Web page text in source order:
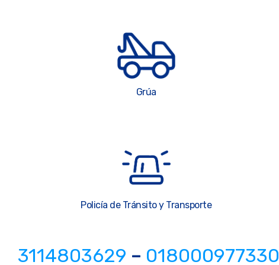
Grúa
Policía de Tránsito y Transporte
3114803629 – 018000977330